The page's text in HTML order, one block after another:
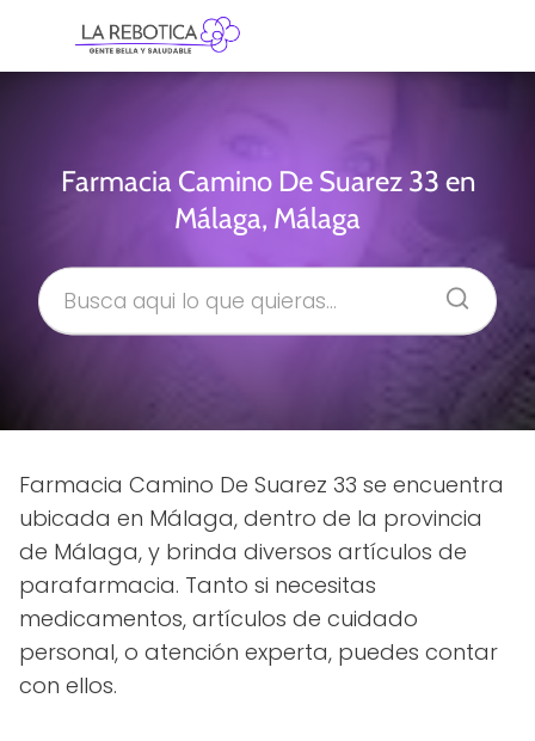
Farmacia Camino De Suarez 33 en
Málaga, Málaga
Farmacia Camino De Suarez 33 se encuentra
ubicada en Málaga, dentro de la provincia
de Málaga, y brinda diversos artículos de
parafarmacia. Tanto si necesitas
medicamentos, artículos de cuidado
personal, o atención experta, puedes contar
con ellos.